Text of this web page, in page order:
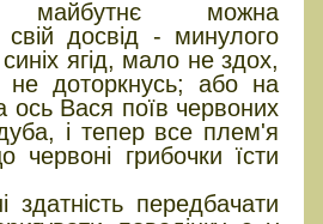
майбутнє можна
досвід - минулого
ягід, мало не здох,
доторкнусь; або на
ось Вася поїв червоних
і тепер все плем'я
червоні грибочки їсти
здатність передбачати